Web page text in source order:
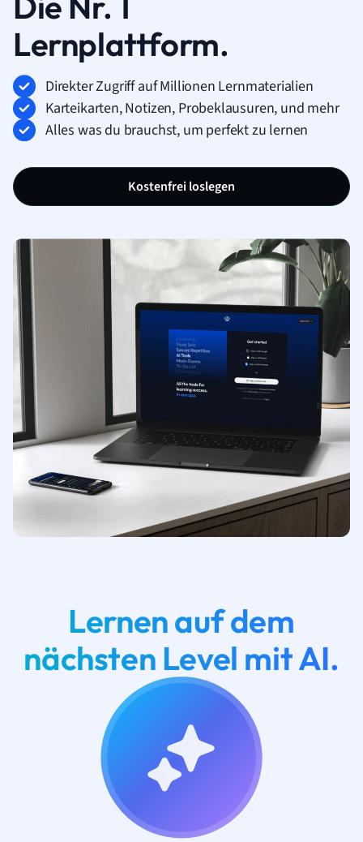
Lernplattform.
Direkter Zugriff auf Millionen Lernmaterialien
Karteikarten, Notizen, Probeklausuren, und mehr
Alles was du brauchst, um perfekt zu lernen
Kostenfrei loslegen
Lernen auf dem
nächsten Level mit AI.